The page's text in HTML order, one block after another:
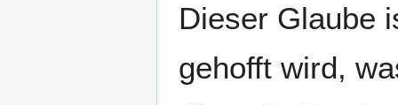
Dieser Glaube
gehofft wird,